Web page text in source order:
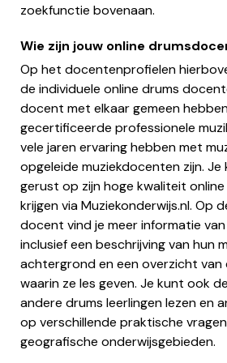
zoekfunctie bovenaan.
Wie zijn jouw online
Op het docentenprofielen
de individuele online drums
docent met elkaar gemeen
gecertificeerde professionele
vele jaren ervaring hebben met
opgeleide muziekdocenten zijn.
gerust op zijn hoge kwaliteit
krijgen via Muziekonderwijs.nl. Op
docent vind je meer informatie
inclusief een beschrijving van hun
achtergrond en een overzicht
waarin ze les geven. Je kunt ook
andere drums leerlingen lezen en
op verschillende praktische
geografische onderwijsgebieden.